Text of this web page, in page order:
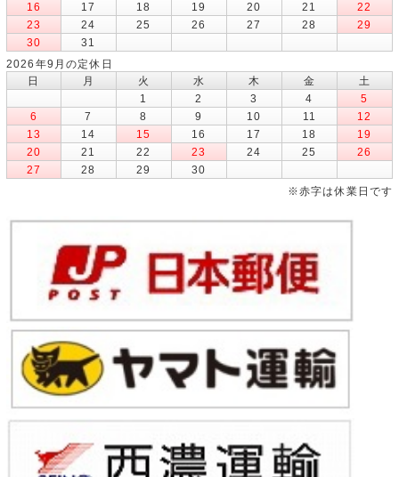
16
17 18 19 20 21
22
23
24 25 26 27 28
29
30
31
2026年9月の定休日
日
月 火 水 木 金
土
1
2 3 4
5
6
7 8 9 10 11
12
13
14 15 16 17 18
19
20
21 22 23 24 25
26
27
28 29
30
※赤字は休業日です